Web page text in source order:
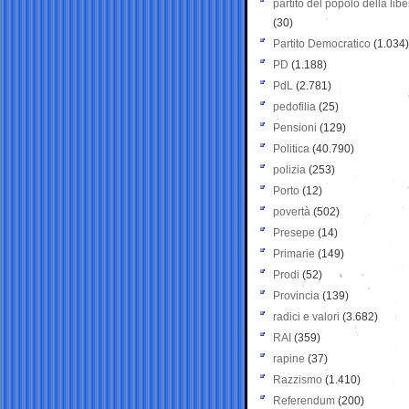
partito del popolo della
(30)
Partito Democratico (1.034)
PD (1.188)
PdL (2.781)
pedofilia (25)
Pensioni (129)
Politica (40.790)
polizia (253)
Porto (12)
povertà (502)
Presepe (14)
Primarie (149)
Prodi (52)
Provincia (139)
radici e valori (3.682)
RAI (359)
rapine (37)
Razzismo (1.410)
Referendum (200)